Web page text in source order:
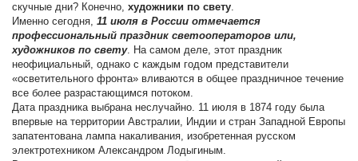
скучные дни? Конечно, художники по свету.
Именно сегодня, 11 июля в России отмечается
профессиональный праздник светооператоров или,
художников по свету. На самом деле, этот праздник
неофициальный, однако с каждым годом представители
«осветительного фронта» вливаются в общее праздничное течение
все более разрастающимся потоком.
Дата праздника выбрана неслучайно. 11 июля в 1874 году была
впервые на территории Австралии, Индии и стран Западной Европы
запатентована лампа накаливания, изобретенная русском
электротехником Александром Лодыгиным.